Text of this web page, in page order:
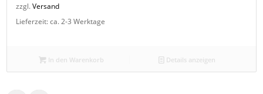
zzgl.Versand
Lieferzeit: ca. 2-3 Werktage
In den Warenkorb Details anzeigen